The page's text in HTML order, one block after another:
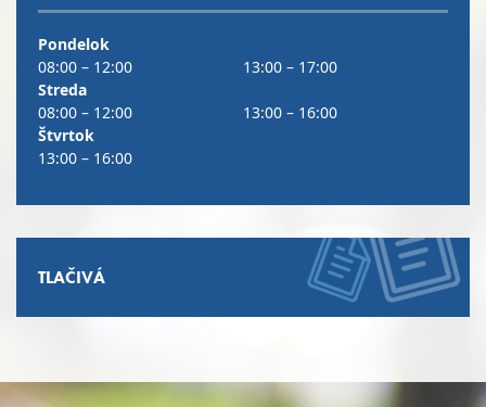
Pondelok
08:00 – 12:00
13:00 – 17:00
Streda
08:00 – 12:00
13:00 – 16:00
Štvrtok
13:00 – 16:00
TLAČIVÁ